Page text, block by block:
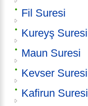
Fil Suresi
Kureyş Suresi
Maun Suresi
Kevser Suresi
Kafirun Suresi